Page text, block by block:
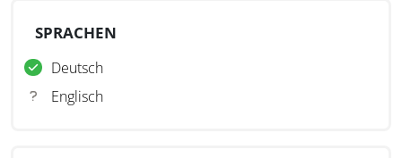
SPRACHEN
Deutsch
Englisch